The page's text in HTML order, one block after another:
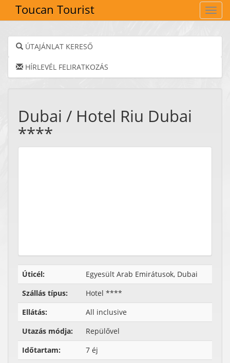
Toucan Tourist
ÚTAJÁNLAT KERESŐ
HÍRLEVÉL FELIRATKOZÁS
Dubai / Hotel Riu Dubai
****
Úticél:
Egyesült Arab Emirátusok, Dubai
Szállás típus:
Hotel ****
Ellátás:
All inclusive
Utazás módja:
Repülővel
Időtartam:
7 éj